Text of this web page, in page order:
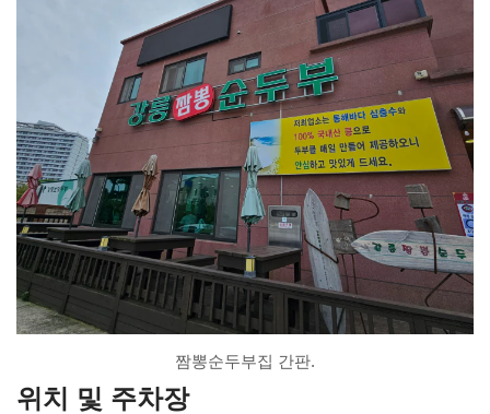
짬뽕순두부집 간판.
위치 및 주차장